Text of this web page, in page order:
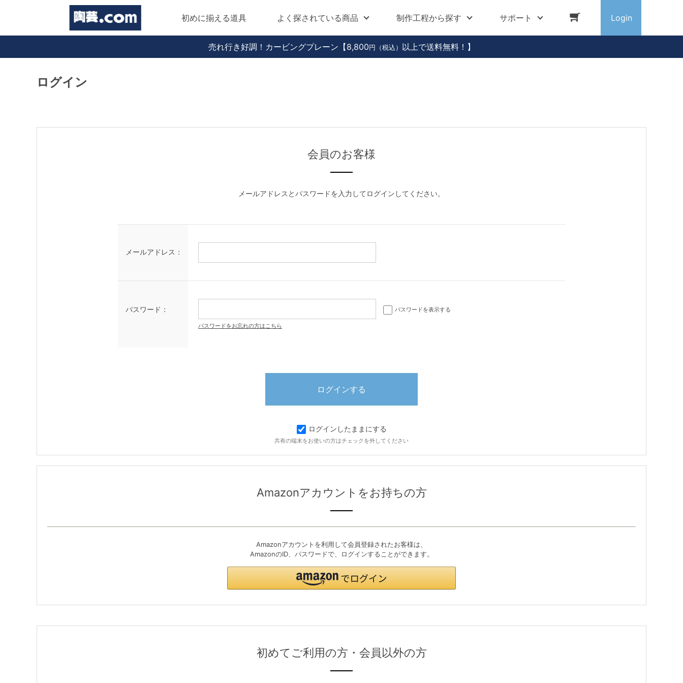
初めに揃える道具 よく探されている商品 制作工程から探す サポート Login
売れ行き好調！カービングプレーン 【8,800 円（税込） 以上で送料無料！】
ログイン
会員のお客様
メールアドレスとパスワードを入力してログインしてください。
メールアドレス：
パスワード： パスワードを表示する
パスワードをお忘れの方はこちら
ログインしたままにする
共有の端末をお使いの方はチェックを外してください
Amazonアカウントをお持ちの方
Amazonアカウントを利用して会員登録されたお客様は、
AmazonのID、パスワードで、ログインすることができます。
初めてご利用の方・会員以外の方